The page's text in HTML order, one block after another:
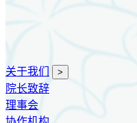
关于我们 >
院长致辞
理事会